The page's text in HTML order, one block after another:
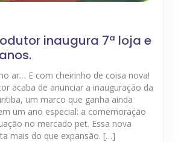
inaugura 7ª loja e
ar… E com cheirinho de coisa nova!
acaba de anunciar a inauguração da
um marco que ganha ainda
um ano especial: a comemoração
no mercado pet. Essa nova
mais do que expansão. […]